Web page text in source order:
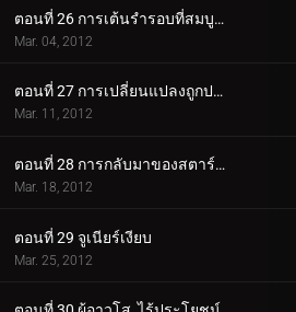
ตอนที่ 26 การเต้นรำรอบที่สมบูรณ์แบบ
Mar. 04, 2012
ตอนที่ 27 การเปลี่ยนแปลงถูกปฏิเสธ
Mar. 11, 2012
ตอนที่ 28 การกลับมาของสตาร์สตอร์ม
Mar. 18, 2012
ตอนที่ 29 จูเนียร์เงียบ
Mar. 25, 2012